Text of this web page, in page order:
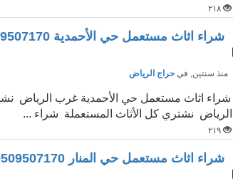
٢١٨
شراء اثاث مستعمل حي الأحمدية 0509507170
منذ سنتين, فيحراج الرياض
شراء اثاث مستعمل حي الأحمدية غرب الرياض
الرياض نشتري كل الأثاث المستعملة شراء ...
٢١٩
شراء اثاث مستعمل حي المنار 0509507170